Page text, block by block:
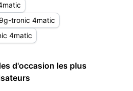
tronic 4matic
4matic
d'occasion les plus